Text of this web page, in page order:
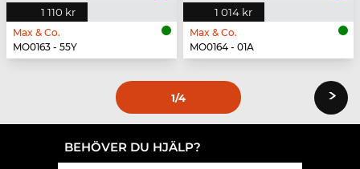
1 110 kr
Max & Co.
MO0163 - 55Y
1 014 kr
Max & Co.
MO0164 - 01A
1/4 ›
BEHÖVER DU HJÄLP?